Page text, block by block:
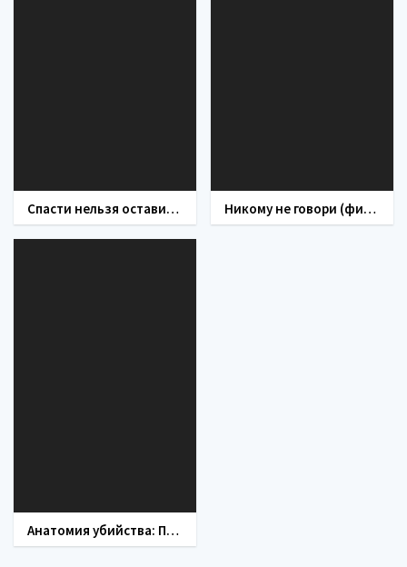
Спасти нельзя оставить (фильм 2021) Никому не говори (фильм 2017)
Анатомия убийства: Пленница черного омута (сериал 2019)